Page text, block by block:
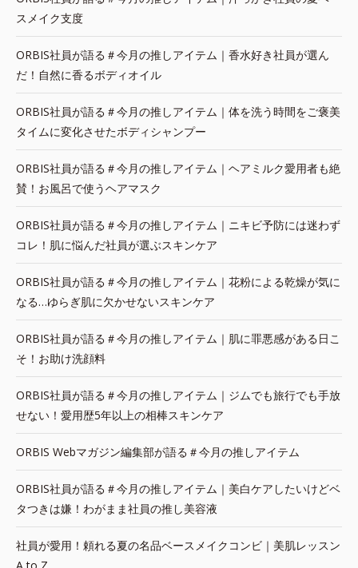
スメイク支度
ORBIS社員が語る＃今月の推しアイテム｜香水好き社員が選ん
だ！自然に香るボディオイル
ORBIS社員が語る＃今月の推しアイテム｜体を洗う時間をご褒美
タイムに変化させたボディシャンプー
ORBIS社員が語る＃今月の推しアイテム｜ヘアミルク愛用者も絶
賛！お風呂で使うヘアマスク
ORBIS社員が語る＃今月の推しアイテム｜ニキビ予防には迷わず
コレ！肌に悩んだ社員が選ぶスキンケア
ORBIS社員が語る＃今月の推しアイテム｜花粉による乾燥が気に
なる…ゆらぎ肌に欠かせないスキンケア
ORBIS社員が語る＃今月の推しアイテム｜肌に罪悪感がある日こ
そ！お助け洗顔料
ORBIS社員が語る＃今月の推しアイテム｜ジムでも旅行でも手放
せない！愛用歴5年以上の相棒スキンケア
ORBIS Webマガジン編集部が語る＃今月の推しアイテム
ORBIS社員が語る＃今月の推しアイテム｜美白ケアしたいけどベ
タつきは嫌！わがまま社員の推し美容液
社員が愛用！頼れる夏の名品ベースメイクコンビ｜美肌レッスン